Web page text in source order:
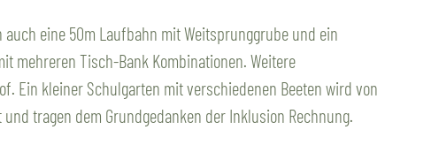
eine 50m Laufbahn mit Weitsprunggrube und ein
mehreren Tisch-Bank Kombinationen. Weitere
Ein kleiner Schulgarten mit verschiedenen Beeten wird von
tragen dem Grundgedanken der Inklusion Rechnung.